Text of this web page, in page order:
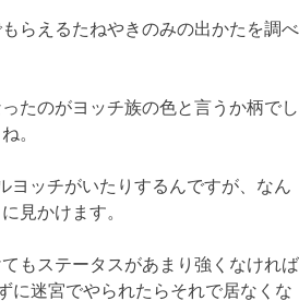
らえるたねやきのみの出かたを調べ
たのがヨッチ族の色と言うか柄でし
。
ヨッチがいたりするんですが、なん
見かけます。
もステータスがあまり強くなければ
に迷宮でやられたらそれで居なくな